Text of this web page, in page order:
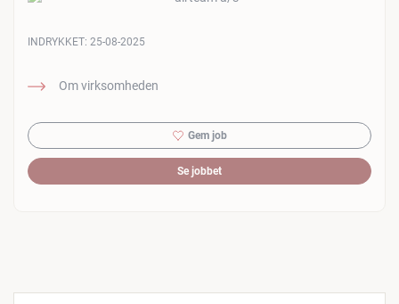
Om virksomheden
INDRYKKET: 25-08-2025
Gem job
Se jobbet